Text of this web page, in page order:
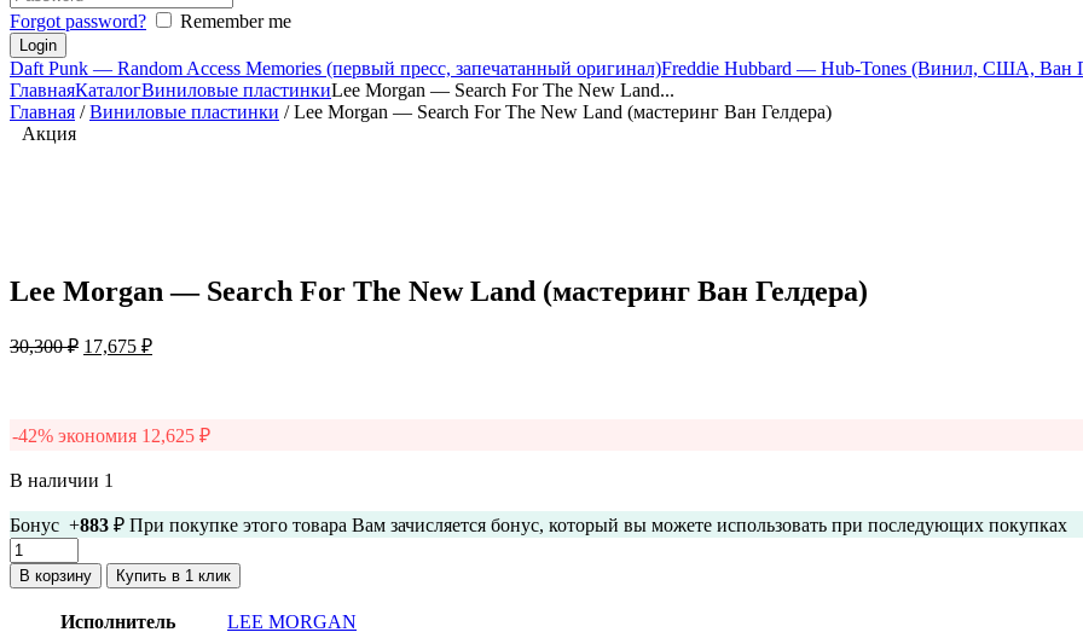
Forgot password? Remember me
Daft Punk — Random Access Memories (первый пресс, запечатанный оригинал)Freddie Hubbard — Hub-Tones (Винил, США, Ван
ГлавнаяКаталогВиниловые пластинкиLee Morgan — Search For The New Land...
Главная /Виниловые пластинки / Lee Morgan — Search For The New Land (мастеринг Ван Гелдера)
Акция
Lee Morgan — Search For The New Land (мастеринг Ван Гелдера)
30,300₽ Первоначальная
17,675 ₽Текущая
-42% экономия 12,625 ₽
В наличии 1
Бонус +883 ₽ При покупке этого товара Вам зачисляется бонус, который вы можете использовать при последующих покупках
Количество
товара
Lee
Morgan
В корзину Купить в 1 клик
Исполнитель LEE MORGAN